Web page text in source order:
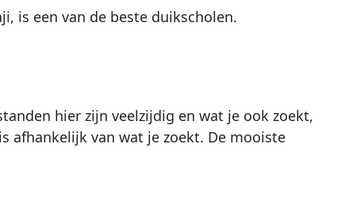
is een van de beste duikscholen.
hier zijn veelzijdig en wat je ook zoekt,
afhankelijk van wat je zoekt. De mooiste